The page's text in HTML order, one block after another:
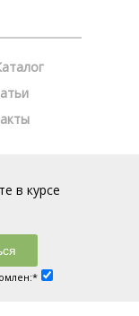
в курсе